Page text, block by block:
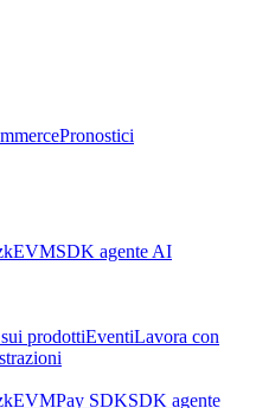
Pronostici
SDK agente AI
prodottiEventiLavora con
Pay SDKSDK agente